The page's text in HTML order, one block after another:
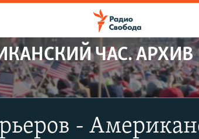
ЧАС. АРХИВ
-